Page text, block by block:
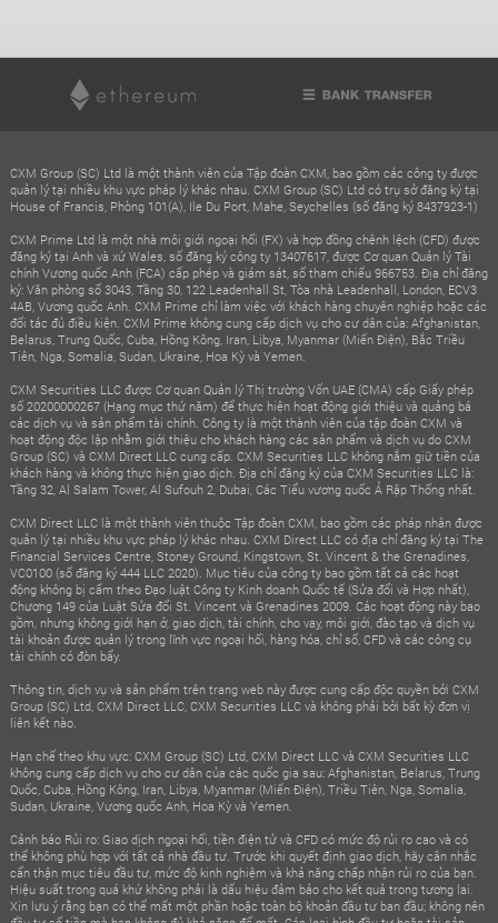
CXM Group (SC) Ltd là một thành viên của Tập đoàn CXM, bao gồm các công ty được
quản lý tại nhiều khu vực pháp lý khác nhau. CXM Group (SC) Ltd có trụ sở đăng ký tại
House of Francis, Phòng 101(A), Ile Du Port, Mahe, Seychelles (số đăng ký 8437923-1)
CXM Prime Ltd là một nhà môi giới ngoại hối (FX) và hợp đồng chênh lệch (CFD) được
đăng ký tại Anh và xứ Wales, số đăng ký công ty 13407617, được Cơ quan Quản lý Tài
chính Vương quốc Anh (FCA) cấp phép và giám sát, số tham chiếu 966753. Địa chỉ đăng
ký: Văn phòng số 3043, Tầng 30, 122 Leadenhall St, Tòa nhà Leadenhall, London, ECV3
4AB, Vương quốc Anh. CXM Prime chỉ làm việc với khách hàng chuyên nghiệp hoặc các
đối tác đủ điều kiện. CXM Prime không cung cấp dịch vụ cho cư dân của: Afghanistan,
Belarus, Trung Quốc, Cuba, Hồng Kông, Iran, Libya, Myanmar (Miến Điện), Bắc Triều
Tiên, Nga, Somalia, Sudan, Ukraine, Hoa Kỳ và Yemen.
CXM Securities LLC được Cơ quan Quản lý Thị trường Vốn UAE (CMA) cấp Giấy phép
số 20200000267 (Hạng mục thứ năm) để thực hiện hoạt động giới thiệu và quảng bá
các dịch vụ và sản phẩm tài chính. Công ty là một thành viên của tập đoàn CXM và
hoạt động độc lập nhằm giới thiệu cho khách hàng các sản phẩm và dịch vụ do CXM
Group (SC) và CXM Direct LLC cung cấp. CXM Securities LLC không nắm giữ tiền của
khách hàng và không thực hiện giao dịch. Địa chỉ đăng ký của CXM Securities LLC là:
Tầng 32, Al Salam Tower, Al Sufouh 2, Dubai, Các Tiểu vương quốc Ả Rập Thống nhất.
CXM Direct LLC là một thành viên thuộc Tập đoàn CXM, bao gồm các pháp nhân được
quản lý tại nhiều khu vực pháp lý khác nhau. CXM Direct LLC có địa chỉ đăng ký tại The
Financial Services Centre, Stoney Ground, Kingstown, St. Vincent & the Grenadines,
VC0100 (số đăng ký 444 LLC 2020). Mục tiêu của công ty bao gồm tất cả các hoạt
động không bị cấm theo Đạo luật Công ty Kinh doanh Quốc tế (Sửa đổi và Hợp nhất),
Chương 149 của Luật Sửa đổi St. Vincent và Grenadines 2009. Các hoạt động này bao
gồm, nhưng không giới hạn ở, giao dịch, tài chính, cho vay, môi giới, đào tạo và dịch vụ
tài khoản được quản lý trong lĩnh vực ngoại hối, hàng hóa, chỉ số, CFD và các công cụ
tài chính có đòn bẩy.
Thông tin, dịch vụ và sản phẩm trên trang web này được cung cấp độc quyền bởi CXM
Group (SC) Ltd, CXM Direct LLC, CXM Securities LLC và không phải bởi bất kỳ đơn vị
liên kết nào.
Hạn chế theo khu vực: CXM Group (SC) Ltd, CXM Direct LLC và CXM Securities LLC
không cung cấp dịch vụ cho cư dân của các quốc gia sau: Afghanistan, Belarus, Trung
Quốc, Cuba, Hồng Kông, Iran, Libya, Myanmar (Miến Điện), Triều Tiên, Nga, Somalia,
Sudan, Ukraine, Vương quốc Anh, Hoa Kỳ và Yemen.
Cảnh báo Rủi ro: Giao dịch ngoại hối, tiền điện tử và CFD có mức độ rủi ro cao và có
thể không phù hợp với tất cả nhà đầu tư. Trước khi quyết định giao dịch, hãy cân nhắc
cẩn thận mục tiêu đầu tư, mức độ kinh nghiệm và khả năng chấp nhận rủi ro của bạn.
Hiệu suất trong quá khứ không phải là dấu hiệu đảm bảo cho kết quả trong tương lai.
Xin lưu ý rằng bạn có thể mất một phần hoặc toàn bộ khoản đầu tư ban đầu; không nên